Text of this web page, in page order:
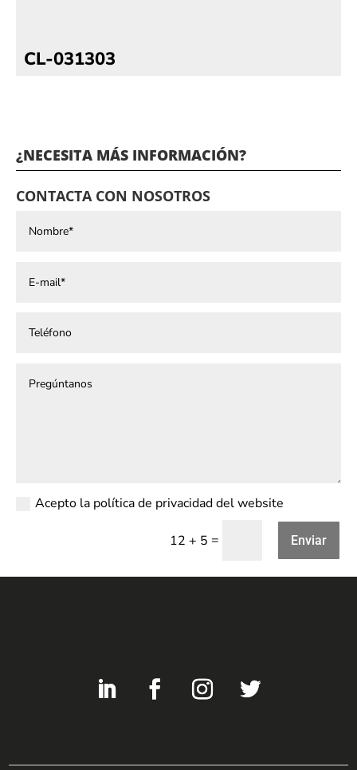
CL-031303
¿NECESITA MÁS INFORMACIÓN?
CONTACTA CON NOSOTROS
Acepto la política de privacidad del website
12 + 5 = Enviar